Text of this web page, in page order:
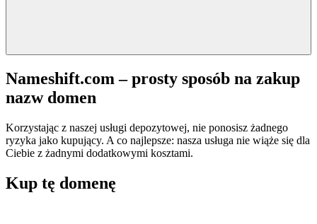
Nameshift.com – prosty sposób na zakup
nazw domen
Korzystając z naszej usługi depozytowej, nie ponosisz żadnego
ryzyka jako kupujący. A co najlepsze: nasza usługa nie wiąże się dla
Ciebie z żadnymi dodatkowymi kosztami.
Kup tę domenę